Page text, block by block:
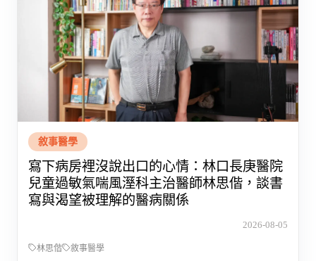
敘事醫學
寫下病房裡沒說出口的心情：林口長庚醫院
兒童過敏氣喘風溼科主治醫師林思偕，談書
寫與渴望被理解的醫病關係
2026-08-05
林思偕 敘事醫學